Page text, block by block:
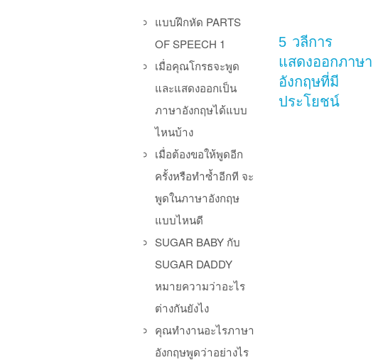
5 วลีการ
แสดงออกภาษา
อังกฤษที่มี
ประโยชน์
แบบฝึกหัด PARTS
OF SPEECH 1
เมื่อคุณโกรธจะพูด
และแสดงออกเป็น
ภาษาอังกฤษได้แบบ
ไหนบ้าง
เมื่อต้องขอให้พูดอีก
ครั้งหรือทำซ้ำอีกที จะ
พูดในภาษาอังกฤษ
แบบไหนดี
SUGAR BABY กับ
SUGAR DADDY
หมายความว่าอะไร
ต่างกันยังไง
คุณทำงานอะไรภาษา
อังกฤษพูดว่าอย่างไร